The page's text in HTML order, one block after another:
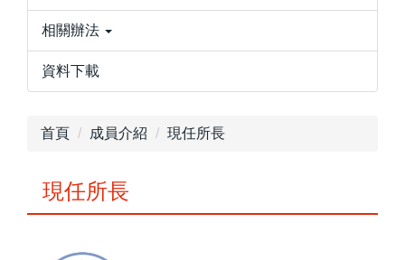
相關辦法
資料下載
首頁 成員介紹 現任所長
現任所長